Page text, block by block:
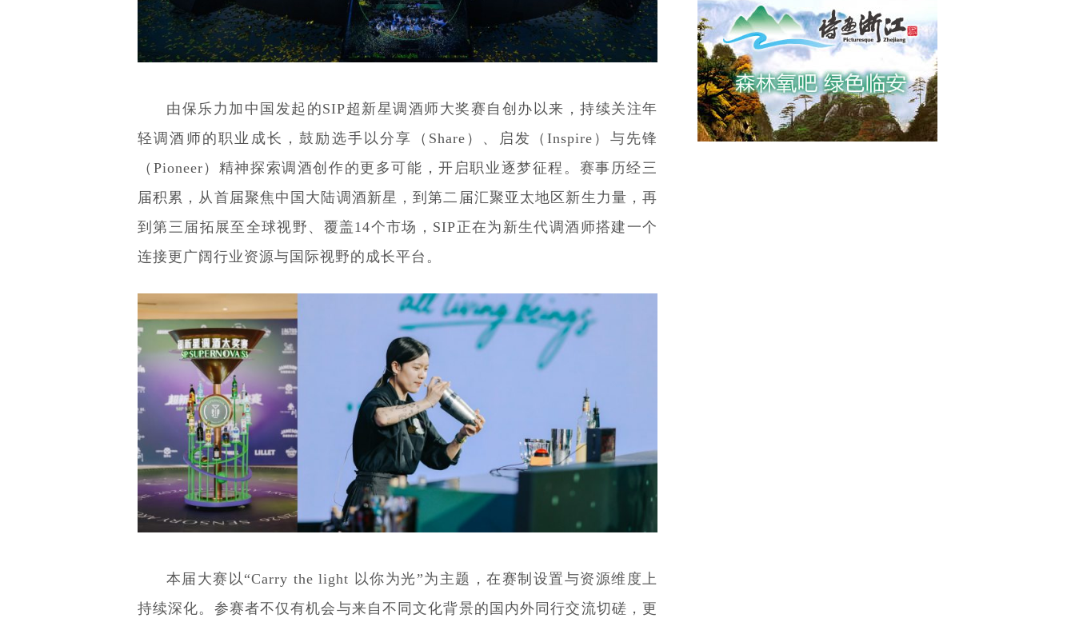
由保乐力加中国发起的SIP超新星调酒师大奖赛自创办以来，持续关注年
轻调酒师的职业成长，鼓励选手以分享（Share）、启发（Inspire）与先锋
（Pioneer）精神探索调酒创作的更多可能，开启职业逐梦征程。赛事历经三
届积累，从首届聚焦中国大陆调酒新星，到第二届汇聚亚太地区新生力量，再
到第三届拓展至全球视野、覆盖14个市场，SIP正在为新生代调酒师搭建一个
连接更广阔行业资源与国际视野的成长平台。
本届大赛以“Carry the light 以你为光”为主题，在赛制设置与资源维度上
持续深化。参赛者不仅有机会与来自不同文化背景的国内外同行交流切磋，更